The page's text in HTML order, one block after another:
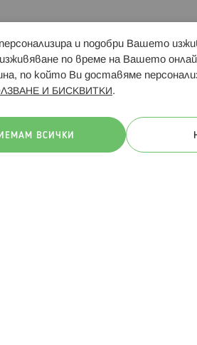
Свързани сайтове: Hippoland.ro
и подобри Вашето
по време на Вашето
по който Ви доставяме
И БИСКВИТКИ .
ВСИЧКИ